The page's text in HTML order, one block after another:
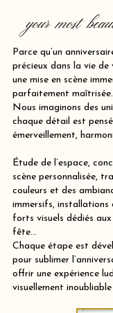
your most
Parce qu’un
précieux dans la vie
une mise en scène
parfaitement maîtrisée.
Nous imaginons des
chaque détail est
émerveillement,
Étude de l’espace,
scène personnalisée,
couleurs et des
immersifs,
forts visuels dédiés
fête…
Chaque étape est
pour sublimer
offrir une expérience
visuellement inoubliable